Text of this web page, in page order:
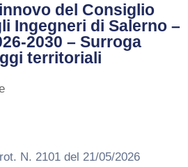
del Consiglio
Ingegneri di Salerno –
2030 – Surroga
territoriali
N. 2101 del 21/05/2026